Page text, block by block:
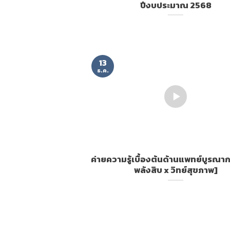
ปีงบประมาณ 2568
ค่ายความรู้เบื้องต้นด้านแพทย์บูรณา
พลังสิบ x วิทย์สุขภาพ]
13
ธ.ค.